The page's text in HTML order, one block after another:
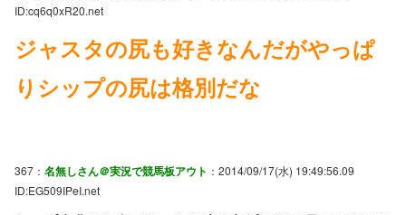
ID:cq6q0xR20.net
ジャスタの尻も好きなんだがやっぱ
りシップの尻は格別だな
367： 名無しさん＠実況で競馬板アウト ：2014/09/17(水) 19:49:56.09
ID:EG509IPeI.net